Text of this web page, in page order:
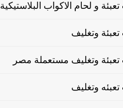
و لحام الاكواب البلاستيكية
تعبئة وتغليف
تعبئة وتغليف مستعملة مصر
تعبئه وتغليف